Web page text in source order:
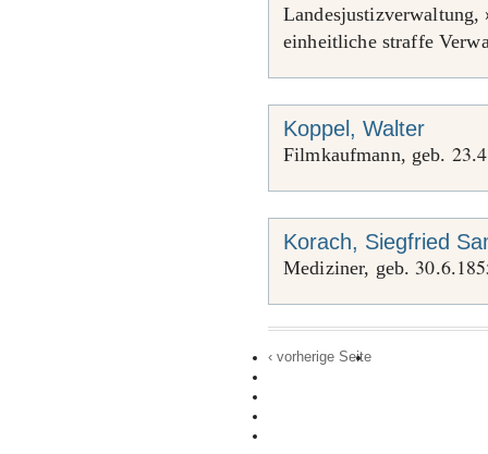
Landesjustizverwaltung,
einheitliche straffe
Koppel, Walter
Filmkaufmann, geb. 23.4
Korach, Siegfried
Mediziner, geb. 30.6.
‹ vorherige Seite